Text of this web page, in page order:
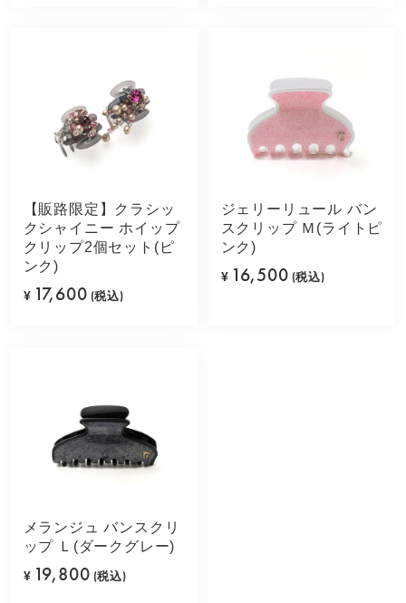
【販路限定】クラシッ
クシャイニー ホイップ
クリップ2個セット(ピ
ンク)
¥ 17,600 (税込)
ジェリーリュール バン
スクリップ Ｍ(ライトピ
ンク)
¥ 16,500 (税込)
メランジュ バンスクリ
ップ Ｌ(ダークグレー)
¥ 19,800 (税込)